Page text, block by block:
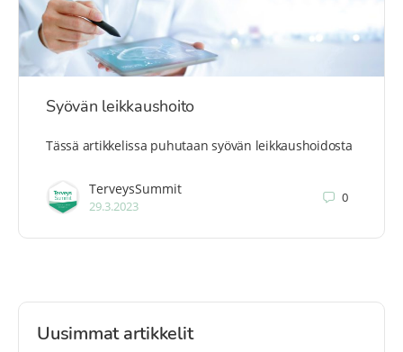
Syövän leikkaushoito
Tässä artikkelissa puhutaan syövän leikkaushoidosta
TerveysSummit
29.3.2023
0
Uusimmat artikkelit